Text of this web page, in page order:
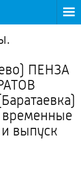
ПЕНЗА
выпуск